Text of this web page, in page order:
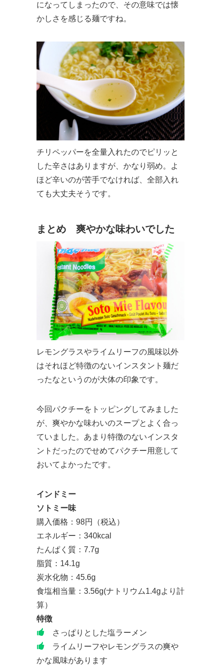
になってしまったので、その意味では懐
かしさを感じる麺ですね。
チリペッパーを全量入れたのでピリッと
した辛さはありますが、かなり弱め。よ
ほど辛いのが苦手でなければ、全部入れ
ても大丈夫そうです。
まとめ 爽やかな味わいでした
レモングラスやライムリーフの風味以外
はそれほど特徴のないインスタント麺だ
ったなというのが大体の印象です。
今回パクチーをトッピングしてみました
が、爽やかな味わいのスープとよく合っ
ていました。あまり特徴のないインスタ
ントだったのでせめてパクチー用意して
おいてよかったです。
インドミー
ソトミー味
購入価格：98円（税込）
エネルギー：340kcal
たんぱく質：7.7g
脂質：14.1g
炭水化物：45.6g
食塩相当量：3.56g(ナトリウム1.4gより計
算）
特徴
さっぱりとした塩ラーメン
ライムリーフやレモングラスの爽や
かな風味があります